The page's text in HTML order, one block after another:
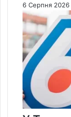
6 Серпня 2026